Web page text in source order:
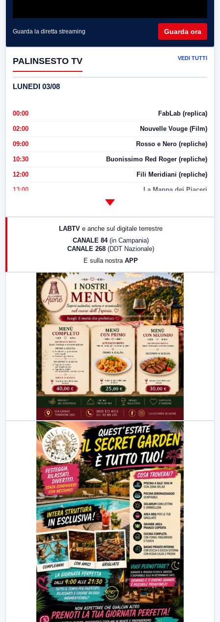
Guarda la diretta streaming Guarda ora
PALINSESTO TV VEDI TUTTI
LUNEDI 03/08
00:00 FabLab (replica)
02:00 Nouvelle Vouge (Film)
09:00 Rosso e Nero (repliche)
10:30 Buonissimo Red Roger (repliche)
12:00 Fili Meridiani (repliche)
13:00 La Mappa dei Piaceri
LabNews (replica)
LABTV e anche sul digitale terrestre
CANALE 84 (in Campania)
CANALE 268 (DDT Nazionale)
E sulla nostra APP